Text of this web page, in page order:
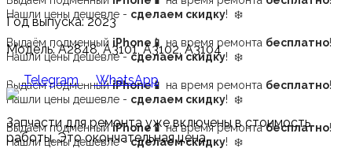
Нашли цены дешевле - сделаем скидку! ❄️
Выдаём подменный iPhone📱 на время ремонта бесплатно!
Нашли цены дешевле -сделаем скидку! ❄️
Выдаём подменныйiPhone📱 на время ремонта бесплатно!
Нашли цены дешевле - сделаем скидку! ❄️
Выдаём подменныйiPhone📱на время ремонтабесплатно!
Нашли цены дешевле -сделаем скидку! ❄️
Год выпуска: 2023
Модель: A2848, A3101, A3102, A3104
Telegram WhatsApp
Запчасти для ремонта уже включены в стоимость
работы. Это окончательная цена.